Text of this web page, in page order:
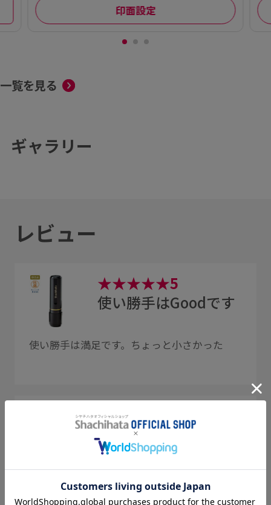
印面設定
一覧を見る
ギャラリー
レビュー
★★★★★5
使い勝手はGoodです
使い勝手は満足です。ちょっと小さかった
★★★★★ 4
鮮明に捺印
メーカーの商品のキャップに不具合が発生し